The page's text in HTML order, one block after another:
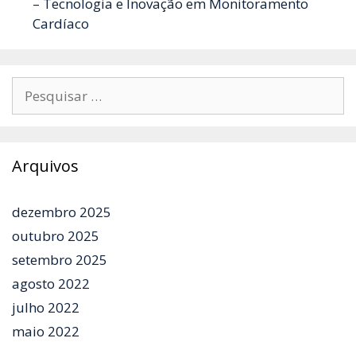
Cardíaco
por:
Arquivos
dezembro 2025
outubro 2025
setembro 2025
agosto 2022
julho 2022
maio 2022